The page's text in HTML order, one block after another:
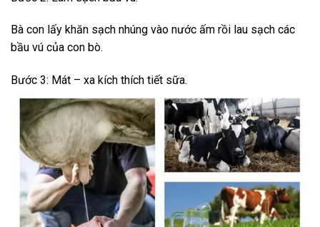
Bà con lấy khăn sạch nhúng vào nước ấm rồi lau sạch các
bầu vú của con bò.
Bước 3: Mát – xa kích thích tiết sữa.